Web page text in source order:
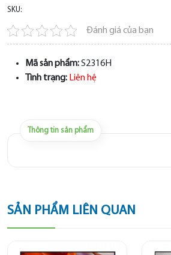
SKU:
Đánh giá của bạn
Mã sản phẩm:S2316H
Tình trạng: Liên hệ
Thông tin sản phẩm
SẢN PHẨM LIÊN QUAN